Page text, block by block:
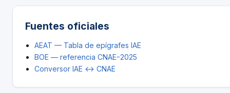
Fuentes oficiales
AEAT — Tabla de epígrafes IAE
BOE — referencia CNAE-2025
Conversor IAE ↔ CNAE